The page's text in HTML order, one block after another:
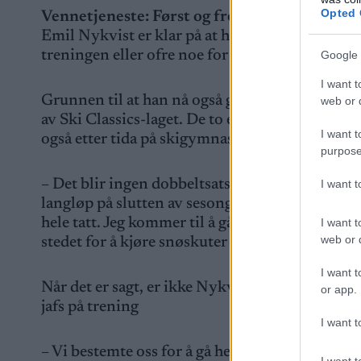
Opted
Google
I want
web or
I want
I want
I want
web or
I want
or app.
I want
Vennetjeneste: Først og fremst skiskytter
Emil Nykvist er klar på at han ikke legger opp
treningen eller ofre noe for skiskyting.
Grunnen til at han nå også går inn i
av Ski Classics-laget. De to er
også etter tida på skigymnaset i Torsby.
– Det blir ingen dobbeltsatsing. Jeg gjør dette
langløp på slutten av sesongen. Men det er
hele tatt. Jeg kommer til å gå skiskyting til
stedet for å kjøre snøskuter etter bygge hus
Når det er sagt, er ikke Nykvist ukjent med
jafs på trening
– Vi bestemte oss for å gå hele Klarälvsloppet